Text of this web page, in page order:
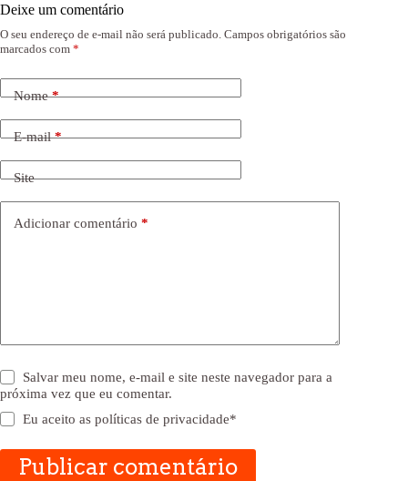
Deixe um comentário
O seu endereço de e-mail não será publicado. Campos obrigatórios são
marcados com *
Nome*
E-mail*
Site
Adicionar comentário *
Salvar meu nome, e-mail e site neste navegador para a
próxima vez que eu comentar.
Eu aceito aspolíticas de privacidade*
Publicar comentário